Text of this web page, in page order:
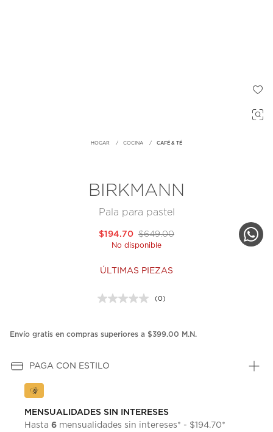
HOGAR COCINA CAFÉ & TÉ
BIRKMANN
Pala para pastel
$649.00
$194.70
No disponible
ÚLTIMAS PIEZAS
Sin
en
(0)
Envío gratis en compras superiores a $399.00 M.N.
PAGA CON ESTILO
MENSUALIDADES SIN INTERESES
Hasta 6 mensualidades sin intereses* - $194.70*